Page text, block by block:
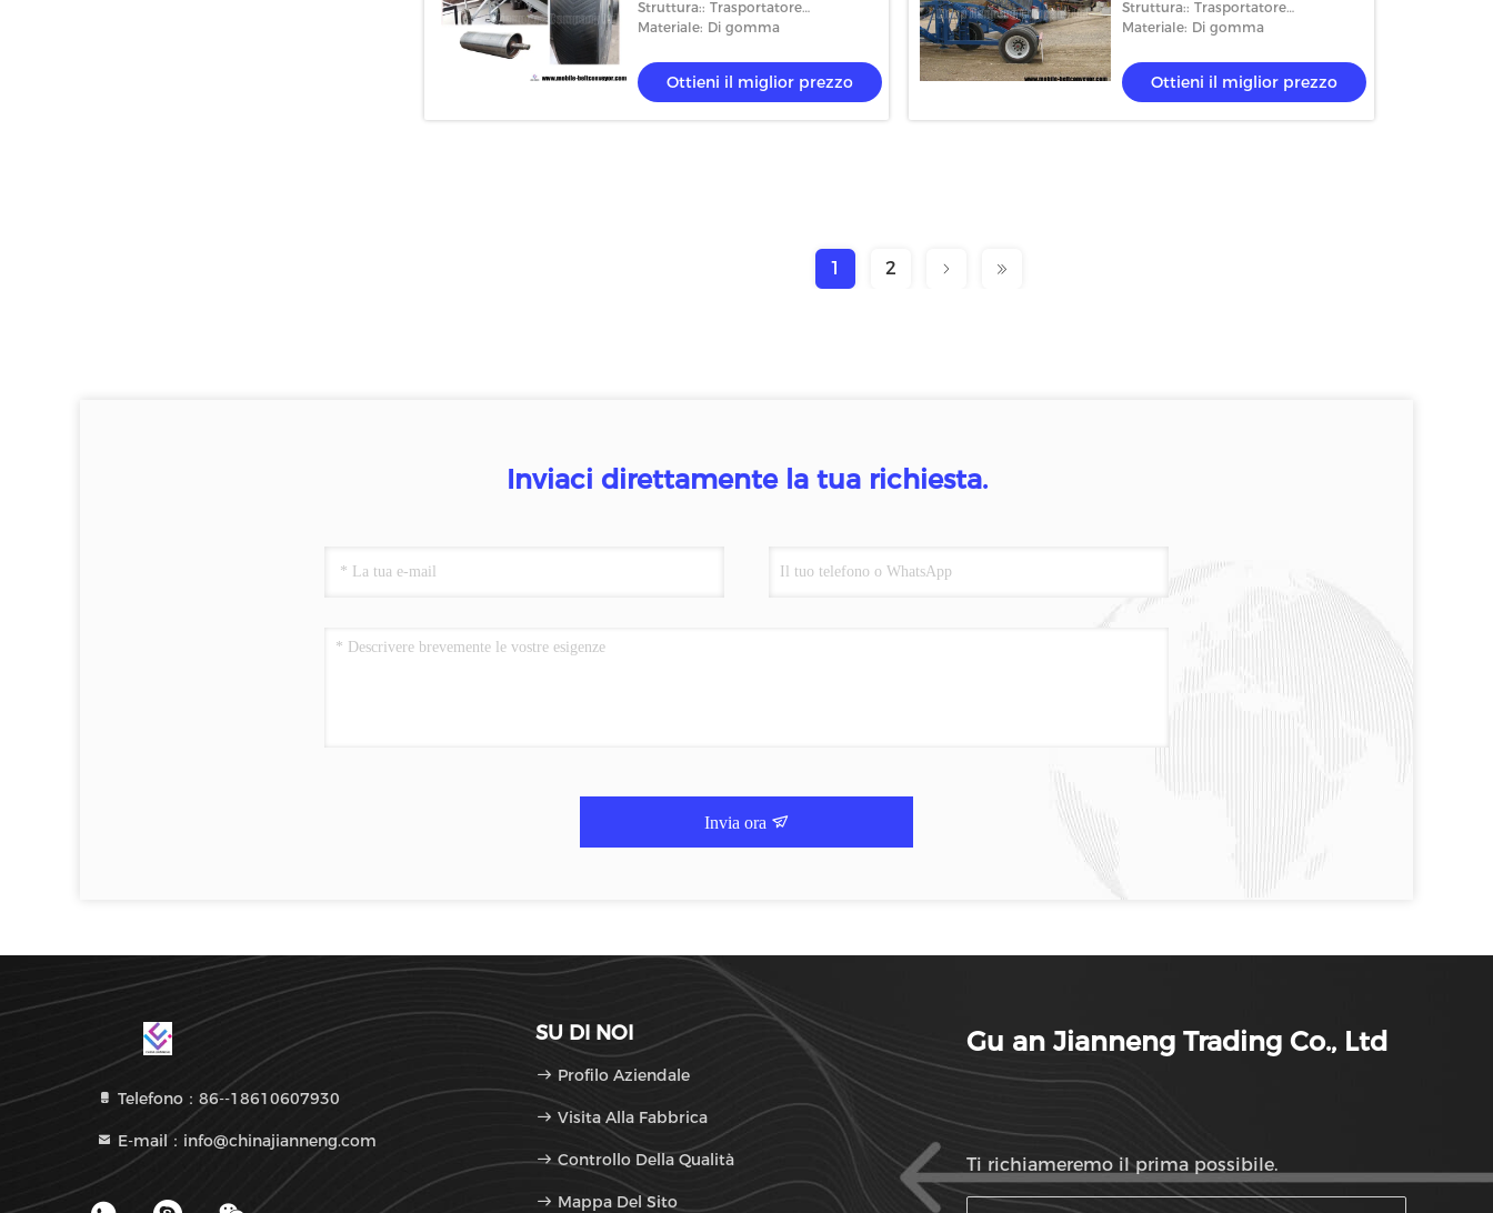
Struttura:: Trasportatore
telescopico
Materiale: Di gomma
Ottieni il miglior prezzo
Struttura:: Trasportatore
telescopico
Materiale: Di gomma
Ottieni il miglior prezzo
1 2
Inviaci direttamente la tua richiesta.
Invia ora
Telefono：86--18610607930
E-mail：info@chinajianneng.com
SU DI NOI
Profilo Aziendale
Visita Alla Fabbrica
Controllo Della Qualità
Mappa Del Sito
Gu an Jianneng Trading Co., Ltd
Ti richiameremo il prima possibile.